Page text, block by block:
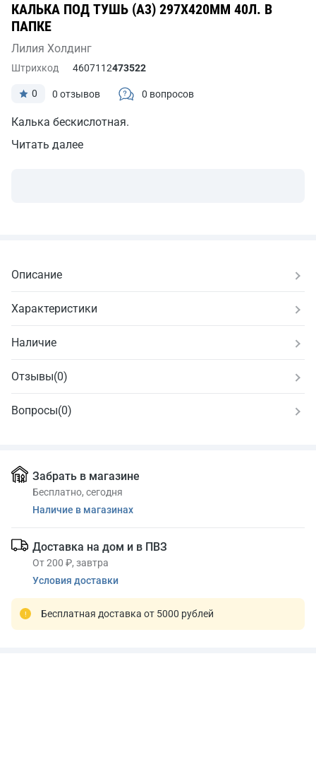
КАЛЬКА ПОД ТУШЬ (А3) 297Х420ММ 40Л. В
ПАПКЕ
Лилия Холдинг
0 0 отзывов 0 вопросов
Штрихкод 4607112473522
Калька бескислотная.
Читать далее
Описание
Характеристики
Наличие
Отзывы(0)
Вопросы(0)
Забрать в магазине
Бесплатно, сегодня
Наличие в магазинах
Доставка на дом и в ПВЗ
От 200 ₽, завтра
Условия доставки
Бесплатная доставка от 5000 рублей